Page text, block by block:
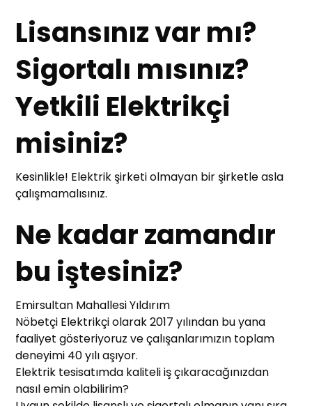
Lisansınız var mı?
Sigortalı mısınız?
Yetkili Elektrikçi
misiniz?
Kesinlikle! Elektrik şirketi olmayan bir şirketle asla
çalışmamalısınız.
Ne kadar zamandır
bu iştesiniz?
Emirsultan Mahallesi Yıldırım
Nöbetçi Elektrikçi olarak 2017 yılından bu yana
faaliyet gösteriyoruz ve çalışanlarımızın toplam
deneyimi 40 yılı aşıyor.
Elektrik tesisatımda kaliteli iş çıkaracağınızdan
nasıl emin olabilirim?